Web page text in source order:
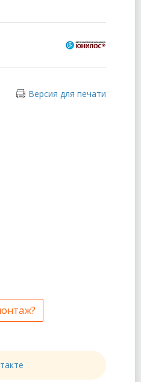
Версия для печати